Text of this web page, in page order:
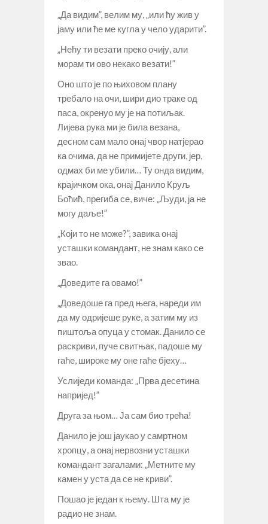
„Да видим”, велим му, „или ћу жив у
јаму или ће ме кугла у чело ударити”.
„Нећу ти везати преко очију, али
морам ти ово некако везати!”
Оно што је по њиховом плану
требало на очи, шири дио траке од
паса, окренуо му је на потиљак.
Лијева рука ми је била везана,
десном сам мало онај чвор натјерао
ка очима, да не примијете други, јер,
одмах би ме убили… Ту онда видим,
крајичком ока, онај Данило Круљ
Боћић, прегиба се, виче: „Људи, ја не
могу даље!”
„Који то не може?”, завика онај
усташки командант, не знам како се
звао.
„Доведите га овамо!”
„Доведоше га пред њега, нареди им
да му одријеше руке, а затим му из
пиштоља опуца у стомак. Данило се
раскриви, пуче свитњак, падоше му
гаће, широке му оне гаће бјеху…
Услиједи команда: „Прва десетина
напријед!”
Друга за њом… Ја сам био трећа!
Данило је још јаукао у самртном
хропцу, а онај нервозни усташки
командант загалами: „Метните му
камен у уста да се не криви”.
Пошао је један к њему. Шта му је
радио не знам.